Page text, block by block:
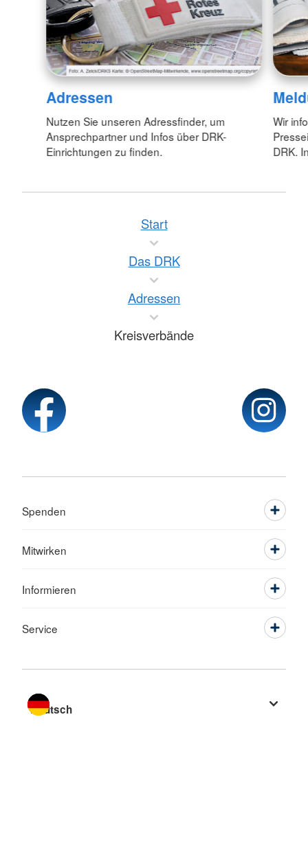
Adressen
Nutzen Sie unseren Adressfinder, um
Ansprechpartner und Infos über DRK-
Einrichtungen zu finden.
Wir
DRK.
Start
Das DRK
Adressen
Kreisverbände
Spenden
Mitwirken
Informieren
Service
Sprache wechseln zu